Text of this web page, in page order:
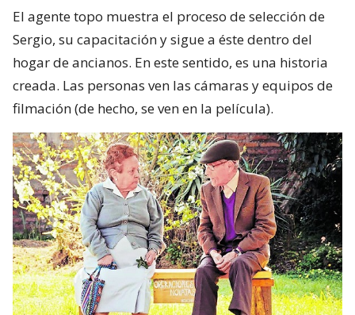
El agente topo muestra el proceso de selección de
Sergio, su capacitación y sigue a éste dentro del
hogar de ancianos. En este sentido, es una historia
creada. Las personas ven las cámaras y equipos de
filmación (de hecho, se ven en la película).